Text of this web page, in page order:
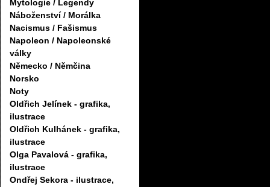
Mytologie / Legendy
Náboženství / Morálka
Nacismus / Fašismus
Napoleon / Napoleonské
války
Německo / Němčina
Norsko
Noty
Oldřich Jelínek - grafika,
ilustrace
Oldřich Kulhánek - grafika,
ilustrace
Olga Pavalová - grafika,
ilustrace
Ondřej Sekora - ilustrace,